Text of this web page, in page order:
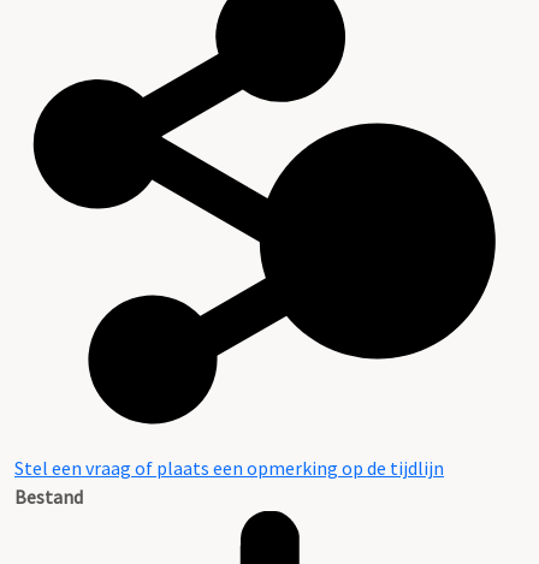
Stel een vraag of plaats een opmerking op de tijdlijn
Bestand